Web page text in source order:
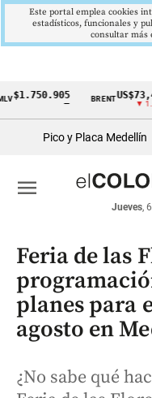
Cintillo
económicos
Colombia
BRENT US$73,48
▼ 1.12
Pico y Placa Medellín
Jueves,
menu
Feria de las
planes para
agosto en
¿No sabe qué
Este portal emplea cookies
estadísticos, funcionales y
consultar más